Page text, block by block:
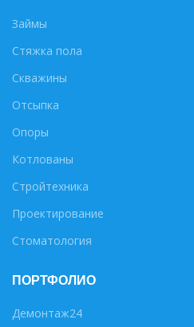
Займы
Стяжка пола
Скважины
Отсыпка
Опоры
Котлованы
Стройтехника
Проектирование
Стоматология
ПОРТФОЛИО
Демонтаж24